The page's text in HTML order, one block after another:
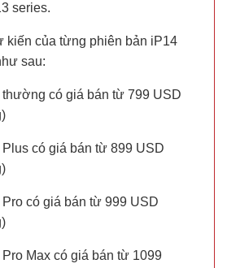
series.
kiến của từng phiên bản iP14
sau:
có giá bán từ 799 USD
có giá bán từ 899 USD
có giá bán từ 999 USD
Max có giá bán từ 1099